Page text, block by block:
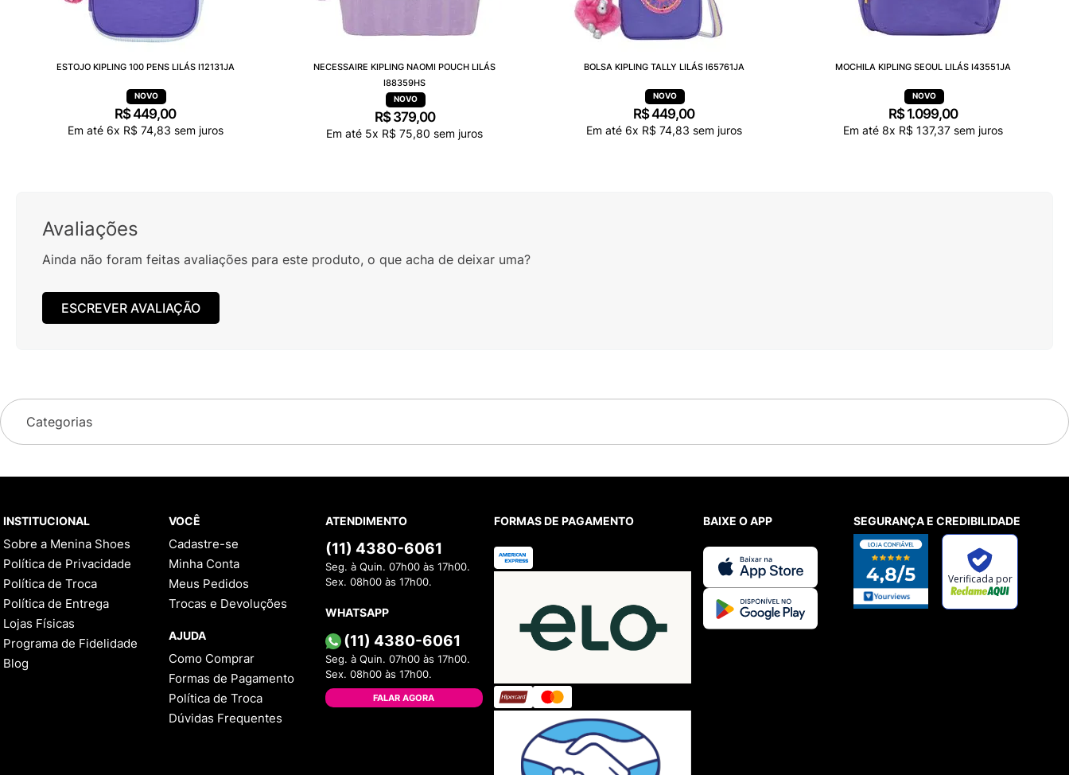
ESTOJO KIPLING 100 PENS LILÁS I12131JA
R$449,00
Em até 6x R$ 74,83 sem juros
NECESSAIRE KIPLING NAOMI POUCH LILÁS
I88359HS
R$ 379,00
Em até 5x R$ 75,80 sem juros
BOLSA KIPLING TALLY LILÁS I65761JA
R$449,00
Em até 6x R$ 74,83 sem juros
MOCHILA KIPLING SEOUL LILÁS I43551JA
R$1.099,00
Em até8x R$ 137,37 sem juros
Avaliações
Ainda não foram feitas avaliações para este produto, o que acha de deixar uma?
ESCREVER AVALIAÇÃO
Categorias
INSTITUCIONAL
Sobre a Menina Shoes
Política de Privacidade
Política de Troca
Política de Entrega
Lojas Físicas
Programa de Fidelidade
Blog
VOCÊ
Cadastre-se
Minha Conta
Meus Pedidos
Trocas e Devoluções
AJUDA
Como Comprar
Formas de Pagamento
Política de Troca
Dúvidas Frequentes
ATENDIMENTO
(11) 4380-6061
Seg. à Quin. 07h00 às 17h00.
Sex. 08h00 às 17h00.
WHATSAPP
(11) 4380-6061
Seg. à Quin. 07h00 às 17h00.
Sex. 08h00 às 17h00.
FALAR AGORA
FORMAS DE PAGAMENTO BAIXE O APP SEGURANÇA E CREDIBILIDADE